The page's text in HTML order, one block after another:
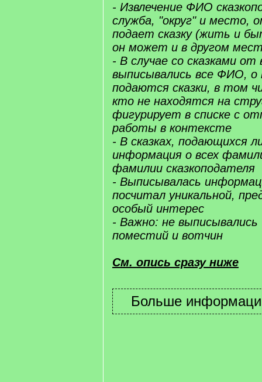
- Извлечение ФИО
служба, "округ" и место,
подает сказку (жить и
он может и в другом
- В случае со сказками от
выписывались все ФИО, о
подаются сказки, в том
кто не находятся на
фигурирует в списке с
работы в контексте
- В сказках, подающихся
информация о всех
фамилии сказкоподателя
- Выписывалась
посчитал уникальной,
особый интерес
- Важно: не выписывались
поместий и вотчин
См. опись сразу ниже